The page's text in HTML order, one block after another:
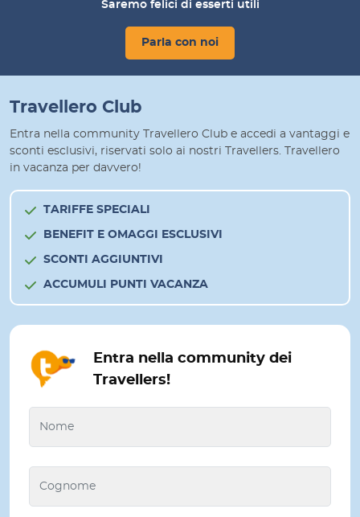
Saremo felici di esserti utili
Parla con noi
Travellero Club
Entra nella community Travellero Club e accedi a vantaggi e
sconti esclusivi, riservati solo ai nostri Travellers. Travellero
in vacanza per davvero!
TARIFFE SPECIALI
BENEFIT E OMAGGI ESCLUSIVI
SCONTI AGGIUNTIVI
ACCUMULI PUNTI VACANZA
Entra nella community dei
Travellers!